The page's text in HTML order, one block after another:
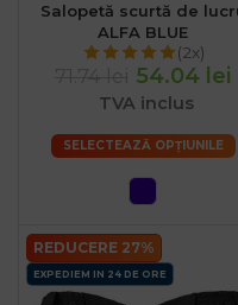
Salopetă scurtă de
ALFA BLUE
(2x)
54.04 lei
TVA inclus
SELECTEAZĂ OPȚIUNILE
REDUCERE 27%
EXPEDIEM IN 24 DE ORE